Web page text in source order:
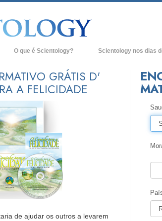
O que é Scientology?
Credos e Códigos de Scientology
Aquilo que os Scientologists Dizem
sobre Scientology
Conheça um Scientologist
Dentro duma Igreja
Os Princípios Básicos de Scientology
Uma Introdução a Dianética
O que é a Grandeza?
Scientology nos dias
Igrejas de Scientology
Novas Igrejas de
Organizações Avançadas
A levar Scientology ao
GRÁTIS D'
A FELICIDADE
de ajudar os outros a levarem